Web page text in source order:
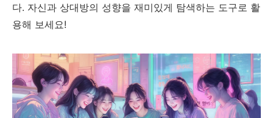
다. 자신과 상대방의 성향을 재미있게 탐색하는 도구로 활
용해 보세요!